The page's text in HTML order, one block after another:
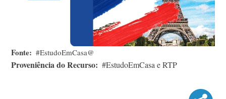
Fonte #EstudoEmCasa@
Proveniência do Recurso #EstudoEmCasa e RTP